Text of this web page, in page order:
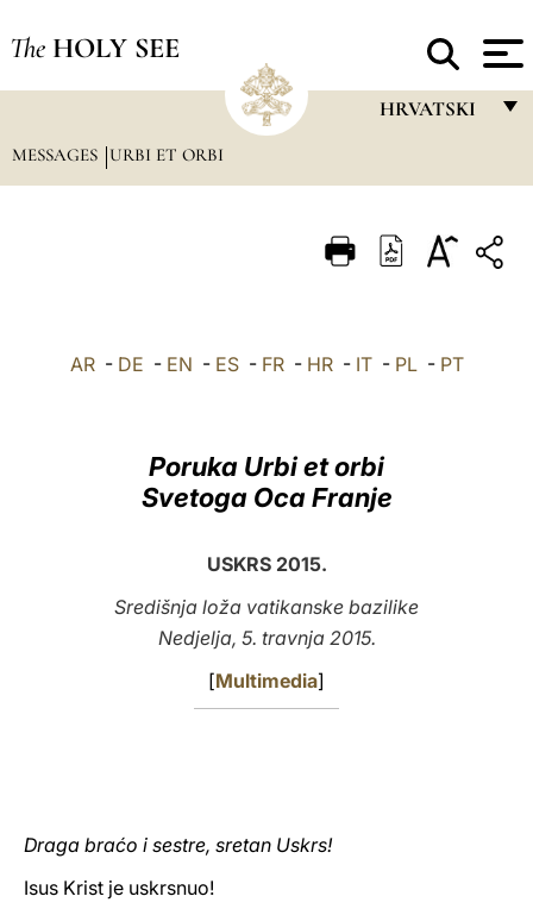
The HOLY SEE
HRVATSKI
ITALIANO
العربيّة
MESSAGES URBI ET ORBI
AR- DE - EN - ES- FR- HR- IT- PL- PT
Poruka Urbi et orbi
Svetoga Oca Franje
USKRS 2015.
Središnja loža vatikanske bazilike
Nedjelja, 5. travnja 2015.
[Multimedia]
Draga braćo i sestre, sretan Uskrs!
Isus Krist je uskrsnuo!